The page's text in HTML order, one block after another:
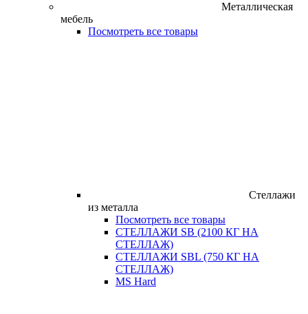
Металлическая
мебель
Посмотреть все товары
Стеллажи
из металла
Посмотреть все товары
СТЕЛЛАЖИ SB (2100 КГ НА
СТЕЛЛАЖ)
СТЕЛЛАЖИ SBL (750 КГ НА
СТЕЛЛАЖ)
MS Hard